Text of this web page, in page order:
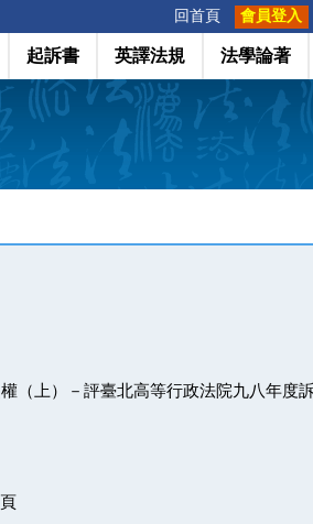
回首頁 會員登入
起訴書 英譯法規 法學論著
（上）－評臺北高等行政法院九八年度